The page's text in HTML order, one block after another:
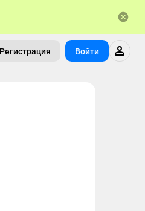
Регистрация Войти